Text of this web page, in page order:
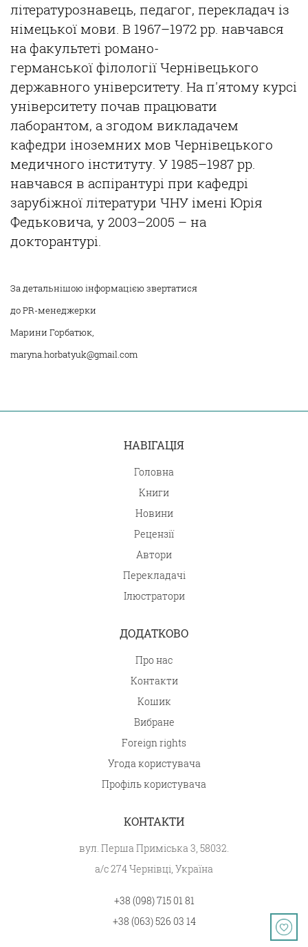
літературознавець, педагог, перекладач із
німецької мови. В 1967–1972 рр. навчався
на факультеті романо-
германської філології Чернівецького
державного університету. На п'ятому курсі
університету почав працювати
лаборантом, а згодом викладачем
кафедри іноземних мов Чернівецького
медичного інституту. У 1985–1987 рр.
навчався в аспірантурі при кафедрі
зарубіжної літератури ЧНУ імені Юрія
Федьковича, у 2003–2005 – на
докторантурі.
За детальнішою інформацією звертатися
до PR-менеджерки
Марини Горбатюк,
maryna.horbatyuk@gmail.com
НАВІГАЦІЯ
Головна
Книги
Новини
Рецензії
Автори
Перекладачі
Ілюстратори
ДОДАТКОВО
Про нас
Контакти
Кошик
Вибране
Foreign rights
Угода користувача
Профіль користувача
КОНТАКТИ
вул. Перша Приміська 3, 58032.
а/с 274 Чернівці, Україна
+38 (098) 715 01 81
+38 (063) 526 03 14